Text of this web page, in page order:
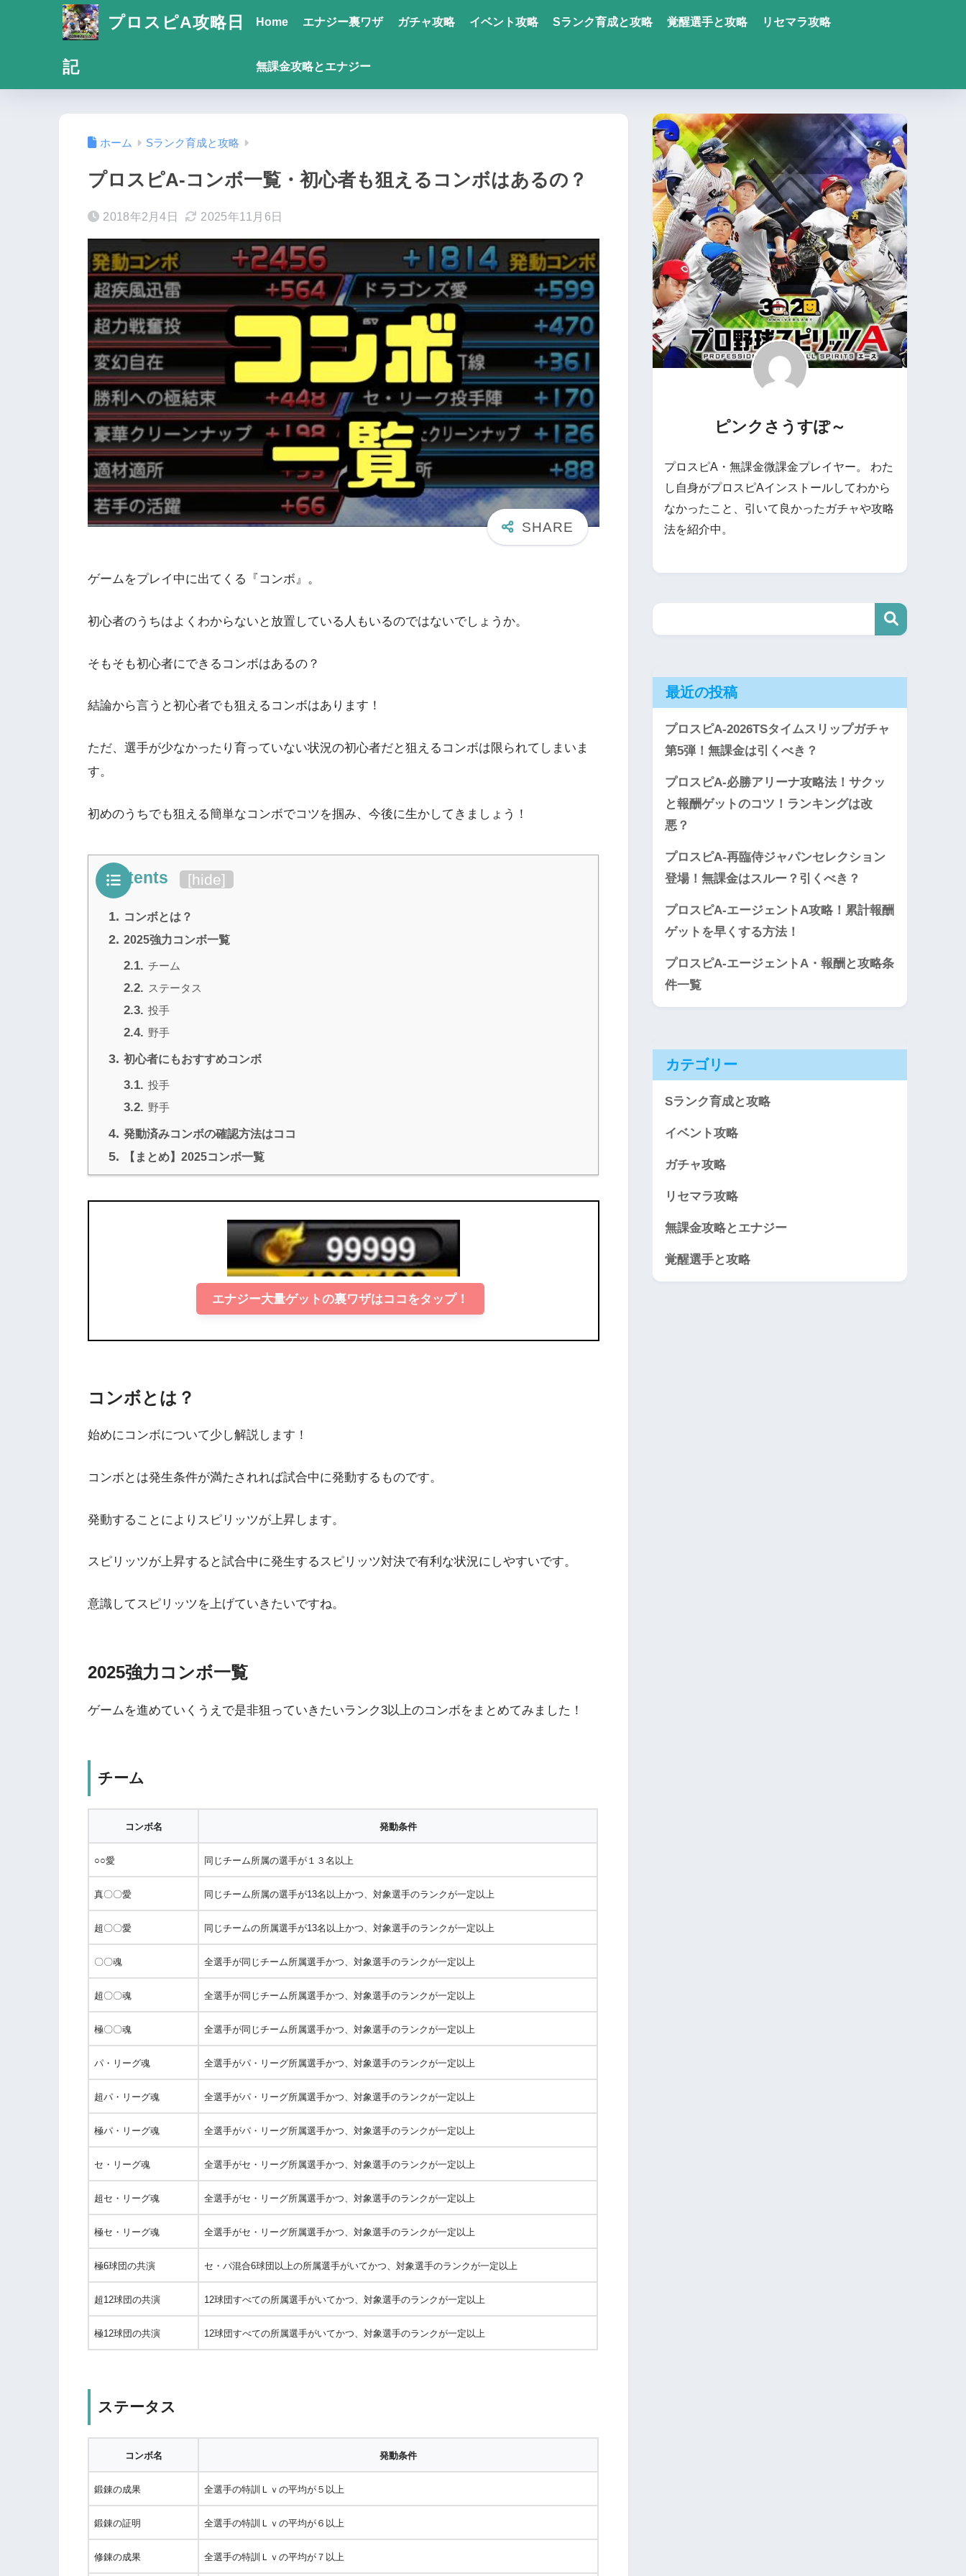
プロスピA攻略日
記
Home エナジー裏ワザ ガチャ攻略 イベント攻略 Sランク育成と攻略 覚醒選手と攻略 リセマラ攻略
無課金攻略とエナジー
ホーム Sランク育成と攻略
プロスピA-コンボ一覧・初心者も狙えるコンボはあるの？
2018年2月4日 2025年11月6日
ゲームをプレイ中に出てくる『コンボ』。
初心者のうちはよくわからないと放置している人もいるのではないでしょうか。
そもそも初心者にできるコンボはあるの？
結論から言うと初心者でも狙えるコンボはあります！
ただ、選手が少なかったり育っていない状況の初心者だと狙えるコンボは限られてしまいま
す。
初めのうちでも狙える簡単なコンボでコツを掴み、今後に生かしてきましょう！
Contents [hide]
1. コンボとは？
2. 2025強力コンボ一覧
2.1. チーム
2.2. ステータス
2.3. 投手
2.4. 野手
3. 初心者にもおすすめコンボ
3.1. 投手
3.2. 野手
4. 発動済みコンボの確認方法はココ
5. 【まとめ】2025コンボ一覧
エナジー大量ゲットの裏ワザはココをタップ！
コンボとは？
始めにコンボについて少し解説します！
コンボとは発生条件が満たされれば試合中に発動するものです。
発動することによりスピリッツが上昇します。
スピリッツが上昇すると試合中に発生するスピリッツ対決で有利な状況にしやすいです。
意識してスピリッツを上げていきたいですね。
2025強力コンボ一覧
ゲームを進めていくうえで是非狙っていきたいランク3以上のコンボをまとめてみました！
チーム
コンボ名 発動条件
○○愛 同じチーム所属の選手が１３名以上
真〇〇愛 同じチーム所属の選手が13名以上かつ、対象選手のランクが一定以上
超〇〇愛 同じチームの所属選手が13名以上かつ、対象選手のランクが一定以上
〇〇魂 全選手が同じチーム所属選手かつ、対象選手のランクが一定以上
超〇〇魂 全選手が同じチーム所属選手かつ、対象選手のランクが一定以上
極〇〇魂 全選手が同じチーム所属選手かつ、対象選手のランクが一定以上
パ・リーグ魂 全選手がパ・リーグ所属選手かつ、対象選手のランクが一定以上
超パ・リーグ魂 全選手がパ・リーグ所属選手かつ、対象選手のランクが一定以上
極パ・リーグ魂 全選手がパ・リーグ所属選手かつ、対象選手のランクが一定以上
セ・リーグ魂 全選手がセ・リーグ所属選手かつ、対象選手のランクが一定以上
超セ・リーグ魂 全選手がセ・リーグ所属選手かつ、対象選手のランクが一定以上
極セ・リーグ魂 全選手がセ・リーグ所属選手かつ、対象選手のランクが一定以上
極6球団の共演 セ・パ混合6球団以上の所属選手がいてかつ、対象選手のランクが一定以上
超12球団の共演 12球団すべての所属選手がいてかつ、対象選手のランクが一定以上
極12球団の共演 12球団すべての所属選手がいてかつ、対象選手のランクが一定以上
ステータス
コンボ名 発動条件
鍛錬の成果 全選手の特訓Ｌｖの平均が５以上
鍛錬の証明 全選手の特訓Ｌｖの平均が６以上
修錬の成果 全選手の特訓Ｌｖの平均が７以上
ピンクさうすぽ～
プロスピA・無課金微課金プレイヤー。 わた
し自身がプロスピAインストールしてわから
なかったこと、引いて良かったガチャや攻略
法を紹介中。
最近の投稿
プロスピA-2026TSタイムスリップガチャ
第5弾！無課金は引くべき？
プロスピA-必勝アリーナ攻略法！サクッ
と報酬ゲットのコツ！ランキングは改
悪？
プロスピA-再臨侍ジャパンセレクション
登場！無課金はスルー？引くべき？
プロスピA-エージェントA攻略！累計報酬
ゲットを早くする方法！
プロスピA-エージェントA・報酬と攻略条
件一覧
カテゴリー
Sランク育成と攻略
イベント攻略
ガチャ攻略
リセマラ攻略
無課金攻略とエナジー
覚醒選手と攻略